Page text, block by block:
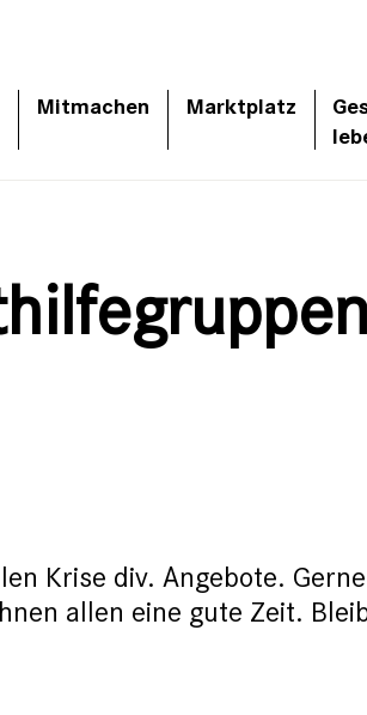
Mitmachen Marktplatz
Krise div. Angebote.
allen eine gute Zeit.